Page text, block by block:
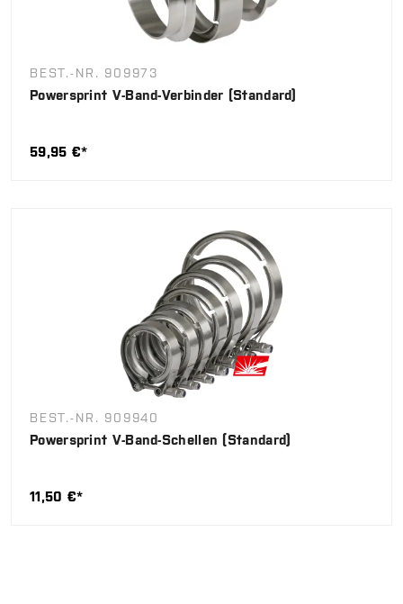
BEST.-NR. 909973
Powersprint V-Band-Verbinder (Standard)
59,95 €*
BEST.-NR. 909940
Powersprint V-Band-Schellen (Standard)
11,50 €*